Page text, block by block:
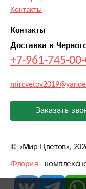
Контакты
Доставка в
+7-961-745-
Заказать
Контакты
© «Мир Цветов»,
Флория-